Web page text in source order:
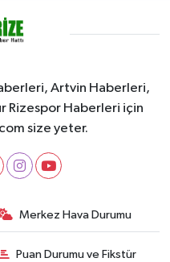
Artvin Haberleri,
Rizespor Haberleri için
size yeter.
Merkez Hava Durumu
Puan Durumu ve Fikstür